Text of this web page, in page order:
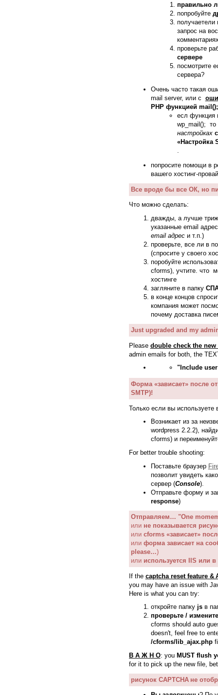
правильно
попробуйте
запрос на
проверьте
сервере
посмотрите
сервера?
Очень часто такая
mail server, или с
PHP функцией mail();
есл функция
wp_mail();
настройках
«Настройка
попросите помощи в
вашего хостинг-
Все вроде бы все ОК, но
Что можно сделать:
дважды, а лучше
указанные email
email адреси т.п.)
проверьте, все ли в
(спросите у своего
поробуйте
cforms), учтите. что
хостинге
загляните в папку
в конце концов
компания может
почему доставка
Just upgraded and my
Please double check the new
admin emails for both, the
"Include
Форма «зависает» после
SMTP)!
Только если вы используете
Возникает из за
wordpress 2.2.2),
cforms) и
For better trouble shooting:
Поставьте браузер
позволит увидеть
сервер (Console).
Отправьте форму и
response)
Отправляем… "One
или не показывается
или cforms «зависает»
илиформа зависает на
please…)
или используется IIS или
If the captcha reset feature
you may have an issue with
Here is what you can try:
откройте папку jsв
проверьте /
cforms should auto
doesn't, feel free to
/cforms/lib_ajax.php
В А Ж Н О: you MUST flush
for it to pick up the new file,
рисунок CAPTCHA не